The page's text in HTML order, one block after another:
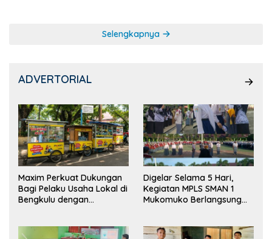
Selengkapnya
ADVERTORIAL
Maxim Perkuat Dukungan
Bagi Pelaku Usaha Lokal di
Bengkulu dengan
Pasar
Digelar Selama 5 Hari,
Kegiatan MPLS SMAN 1
Mukomuko Berlangsung